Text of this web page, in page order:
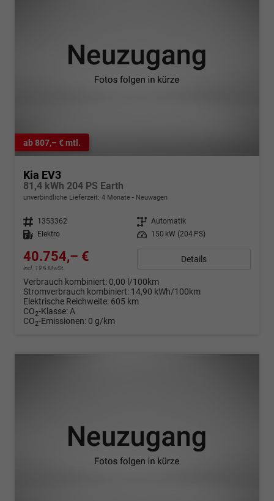
ab 807,– € mtl.
Kia EV3
81,4 kWh 204 PS Earth
unverbindliche Lieferzeit: 4 Monate Neuwagen
Fahrzeugnr. 1353362 Getriebe Automatik
Kraftstoff
Elektro Leistung 150 kW (204 PS)
40.754,– €
incl. 19% MwSt.
Details
Verbrauch kombiniert: 0,00 l/100km
Stromverbrauch kombiniert: 14,90 kWh/100km
Elektrische Reichweite: 605 km
CO2-Klasse:A
CO2-Emissionen: 0 g/km